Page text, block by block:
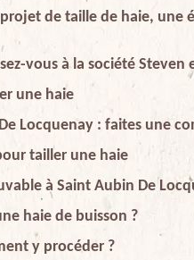
de taille de haie, une
vous à la société Steven
une haie
Locquenay : faites une
tailler une haie
à Saint Aubin De
haie de buisson ?
y procéder ?